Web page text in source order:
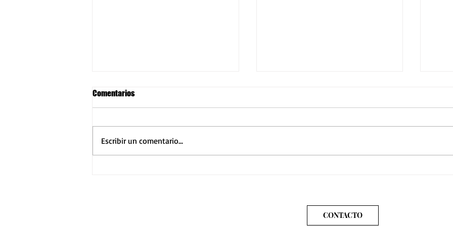
Erika Larsen
La relación del hombre y la muerte
entender el hecho de que somos...
Complicado, muy complicado
es elegante,...
En
Comentarios
Escribir un comentario...
CONTACTO